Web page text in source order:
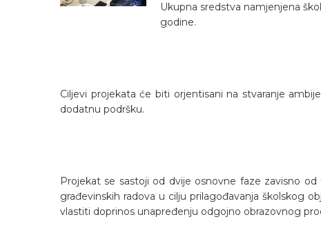
Ukupna sredstva namjenjena
godine.
Ciljevi projekata će biti orjentisani na stvaranje
dodatnu podršku.
Projekat se sastoji od dvije osnovne faze zavisno
građevinskih radova u cilju prilagođavanja školskog
vlastiti doprinos unapređenju odgojno obrazovnog